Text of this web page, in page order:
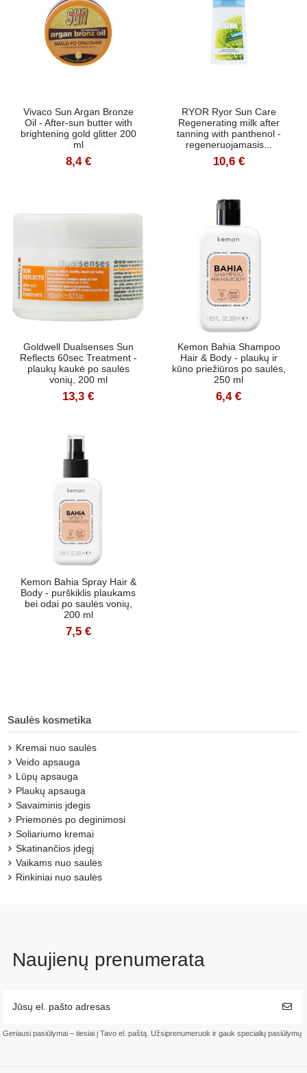
Vivaco Sun Argan Bronze
Oil - After-sun butter with
brightening gold glitter 200
ml
8,4 €
RYOR Ryor Sun Care
Regenerating milk after
tanning with panthenol -
regeneruojamasis...
10,6 €
Goldwell Dualsenses Sun
Reflects 60sec Treatment -
plaukų kaukė po saulės
vonių, 200 ml
13,3 €
Kemon Bahia Shampoo
Hair & Body - plaukų ir
kūno priežiūros po saulės,
250 ml
6,4 €
Kemon Bahia Spray Hair &
Body - purškiklis plaukams
bei odai po saulės vonių,
200 ml
7,5 €
Saulės kosmetika
Kremai nuo saulės
Veido apsauga
Lūpų apsauga
Plaukų apsauga
Savaiminis įdegis
Priemonės po deginimosi
Soliariumo kremai
Skatinančios įdegį
Vaikams nuo saulės
Rinkiniai nuo saulės
Naujienų prenumerata
Geriausi pasiūlymai – tiesiai į Tavo el. paštą. Užsiprenumeruok ir gauk specialių pasiūlymų